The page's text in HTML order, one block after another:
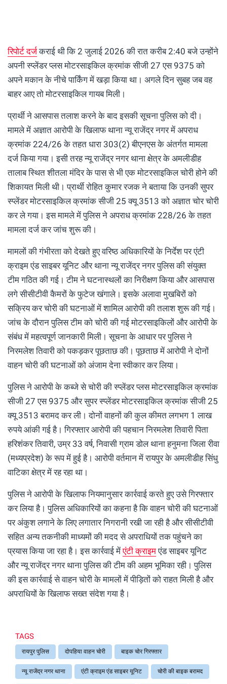
रिपोर्ट दर्जकराई थी कि 2 जुलाई 2026 की रात करीब 2:40 बजे उन्होंने
अपनी स्प्लेंडर प्लस मोटरसाइकिल क्रमांक सीजी 27 एस 9375 को
अपने मकान के नीचे पार्किंग में खड़ा किया था। अगले दिन सुबह जब वह
बाहर आए तो मोटरसाइकिल गायब मिली।
प्रार्थी ने आसपास तलाश करने के बाद इसकी सूचना पुलिस को दी।
मामले में अज्ञात आरोपी के खिलाफ थाना न्यू राजेंद्र नगर में अपराध
क्रमांक 224/26 के तहत धारा 303(2) बीएनएस के अंतर्गत मामला
दर्ज किया गया। इसी तरह न्यू राजेंद्र नगर थाना क्षेत्र के अमलीडीह
तालाब स्थित शीतला मंदिर के पास से भी एक मोटरसाइकिल चोरी होने की
शिकायत मिली थी। प्रार्थी रोहित कुमार रजक ने बताया कि उनकी सुपर
स्प्लेंडर मोटरसाइकिल क्रमांक सीजी 25 क्यू 3513 को अज्ञात चोर चोरी
कर ले गया। इस मामले में पुलिस ने अपराध क्रमांक 228/26 के तहत
मामला दर्ज कर जांच शुरू की।
मामलों की गंभीरता को देखते हुए वरिष्ठ अधिकारियों के निर्देश पर एंटी
क्राइम एंड साइबर यूनिट और थाना न्यू राजेंद्र नगर पुलिस की संयुक्त
टीम गठित की गई। टीम ने घटनास्थलों का निरीक्षण किया और आसपास
लगे सीसीटीवी कैमरों के फुटेज खंगाले। इसके अलावा मुखबिरों को
सक्रिय कर चोरी की घटनाओं में शामिल आरोपी की तलाश शुरू की गई।
जांच के दौरान पुलिस टीम को चोरी की गई मोटरसाइकिलों और आरोपी के
संबंध में महत्वपूर्ण जानकारी मिली। सूचना के आधार पर पुलिस ने
निरमलेश तिवारी को पकड़कर पूछताछ की। पूछताछ में आरोपी ने दोनों
वाहन चोरी की घटनाओं को अंजाम देना स्वीकार कर लिया।
पुलिस ने आरोपी के कब्जे से चोरी की स्प्लेंडर प्लस मोटरसाइकिल क्रमांक
सीजी 27 एस 9375 और सुपर स्प्लेंडर मोटरसाइकिल क्रमांक सीजी 25
क्यू 3513 बरामद कर ली। दोनों वाहनों की कुल कीमत लगभग 1 लाख
रुपये आंकी गई है। गिरफ्तार आरोपी की पहचान निरमलेश तिवारी पिता
हरिशंकर तिवारी, उम्र 33 वर्ष, निवासी ग्राम डोल थाना हनुमना जिला रीवा
(मध्यप्रदेश) के रूप में हुई है। आरोपी वर्तमान में रायपुर के अमलीडीह सिंधु
वाटिका क्षेत्र में रह रहा था।
पुलिस ने आरोपी के खिलाफ नियमानुसार कार्रवाई करते हुए उसे गिरफ्तार
कर लिया है। पुलिस अधिकारियों का कहना है कि वाहन चोरी की घटनाओं
पर अंकुश लगाने के लिए लगातार निगरानी रखी जा रही है और सीसीटीवी
सहित अन्य तकनीकी माध्यमों की मदद से अपराधियों तक पहुंचने का
प्रयास किया जा रहा है। इस कार्रवाई मेंएंटी क्राइमएंड साइबर यूनिट
और न्यू राजेंद्र नगर थाना पुलिस की टीम की अहम भूमिका रही। पुलिस
की इस कार्रवाई से वाहन चोरी के मामलों में पीड़ितों को राहत मिली है और
अपराधियों के खिलाफ सख्त संदेश गया है।
TAGS
रायपुर पुलिस दोपहिया वाहन चोरी बाइक चोर गिरफ्तार
न्यू राजेंद्र नगर थाना एंटी क्राइम एंड साइबर यूनिट चोरी की बाइक बरामद